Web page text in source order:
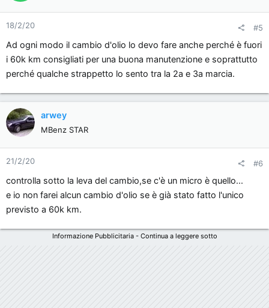
18/2/20 #5
Ad ogni modo il cambio d'olio lo devo fare anche perché è fuori
i 60k km consigliati per una buona manutenzione e soprattutto
perché qualche strappetto lo sento tra la 2a e 3a marcia.
arwey
MBenz STAR
21/2/20 #6
controlla sotto la leva del cambio,se c'è un micro è quello...
e io non farei alcun cambio d'olio se è già stato fatto l'unico
previsto a 60k km.
Informazione Pubblicitaria - Continua a leggere sotto